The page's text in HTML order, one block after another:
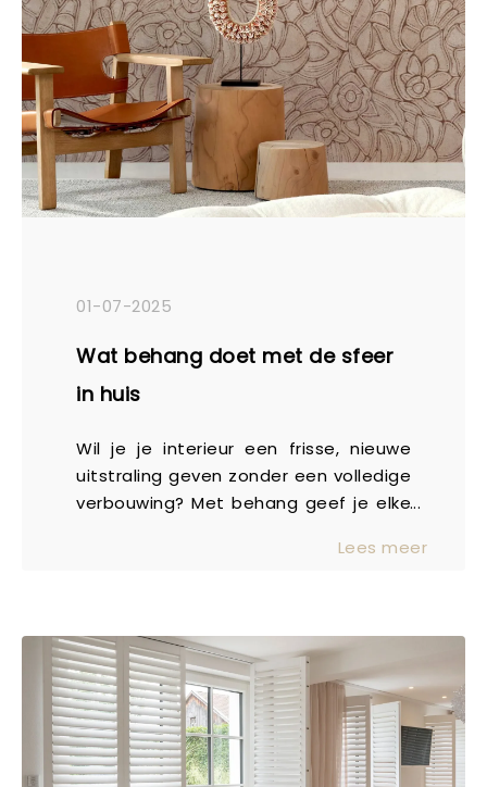
01-07-2025
Wat behang doet met de sfeer
in huis
Wil je je interieur een frisse, nieuwe
uitstraling geven zonder een volledige
verbouwing? Met behang geef je elke
sfeer. Het is geen klusje dat je zomaar
kleur, textuur of print op de wand
verandert de beleving van je ruimte en
zorgt voor karakter, warmte of juist
rust.
Lees meer